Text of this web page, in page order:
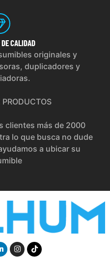
DE CALIDAD
originales y
duplicadores y
clientes más de 2000
lo que busca no dude
a ubicar su